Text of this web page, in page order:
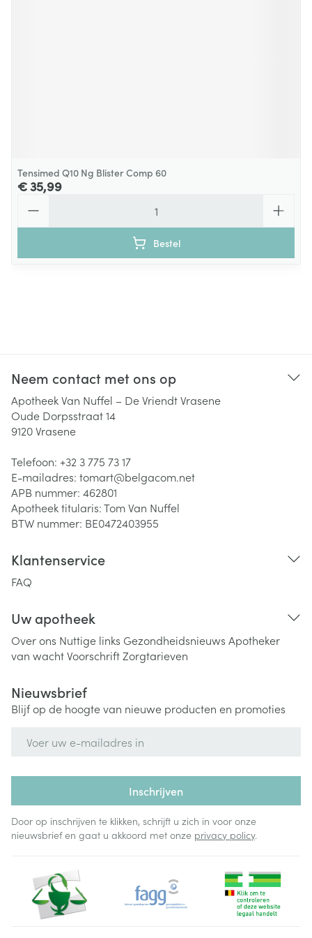
Tensimed Q10 Ng Blister Comp 60
€ 35,99
Bestel
Neem contact met ons op
Apotheek Van Nuffel – De Vriendt Vrasene
Oude Dorpsstraat 14
9120Vrasene
Telefoon: +32 3 775 73 17
E-mailadres: tomart@belgacom.net
APB nummer: 462801
Apotheek titularis:Tom Van Nuffel
BTW nummer: BE0472403955
Klantenservice
FAQ
Uw apotheek
Over ons Nuttige links Gezondheidsnieuws Apotheker
van wachtVoorschriftZorgtarieven
Nieuwsbrief
Blijf op de hoogte van nieuwe producten en promoties
Inschrijven
Door op inschrijven te klikken, schrijft u zich in voor onze
nieuwsbrief en gaat u akkoord met onze privacy policy.